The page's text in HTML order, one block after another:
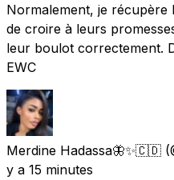
Normalement, je récupère
de croire à leurs
leur boulot correctement.
EWC
Merdine Hadassa🦋✨🇨🇩
y a 15 minutes